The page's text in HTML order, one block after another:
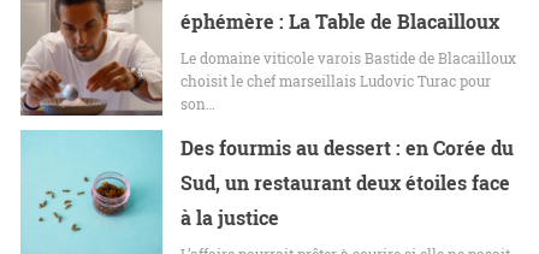
éphémère : La Table de Blacailloux
Le domaine viticole varois Bastide de Blacailloux
choisit le chef marseillais Ludovic Turac pour
son…
Des fourmis au dessert : en Corée du
Sud, un restaurant deux étoiles face
à la justice